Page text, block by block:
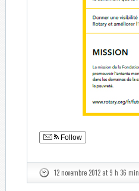
Follow
12 novembre 2012 at 9 h 36 min